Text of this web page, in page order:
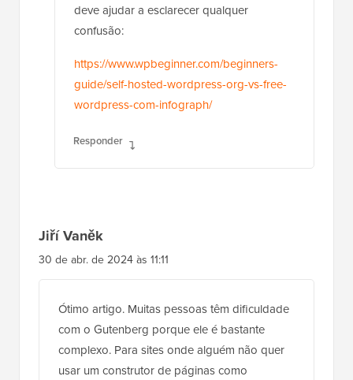
deve ajudar a esclarecer qualquer
confusão:
https://www.wpbeginner.com/beginners-
guide/self-hosted-wordpress-org-vs-free-
wordpress-com-infograph/
Responder
Jiří Vaněk
30 de abr. de 2024 às 11:11
Ótimo artigo. Muitas pessoas têm dificuldade
com o Gutenberg porque ele é bastante
complexo. Para sites onde alguém não quer
usar um construtor de páginas como